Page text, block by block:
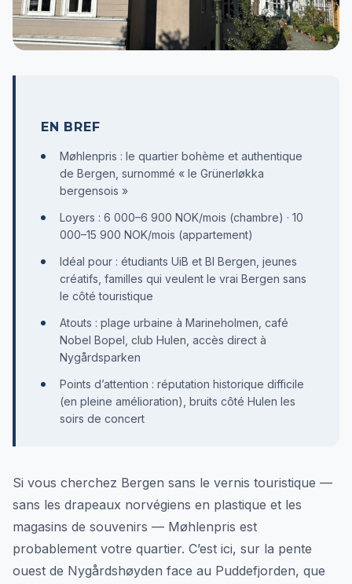
EN BREF
Møhlenpris : le quartier bohème et authentique
de Bergen, surnommé « le Grünerløkka
bergensois »
Loyers : 6 000–6 900 NOK/mois (chambre) · 10
000–15 900 NOK/mois (appartement)
Idéal pour : étudiants UiB et BI Bergen, jeunes
créatifs, familles qui veulent le vrai Bergen sans
le côté touristique
Atouts : plage urbaine à Marineholmen, café
Nobel Bopel, club Hulen, accès direct à
Nygårdsparken
Points d’attention : réputation historique difficile
(en pleine amélioration), bruits côté Hulen les
soirs de concert
Si vous cherchez Bergen sans le vernis touristique —
sans les drapeaux norvégiens en plastique et les
magasins de souvenirs — Møhlenpris est
probablement votre quartier. C’est ici, sur la pente
ouest de Nygårdshøyden face au Puddefjorden, que